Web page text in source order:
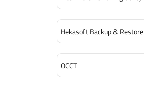
Hekasoft Backup & Restore
OCCT